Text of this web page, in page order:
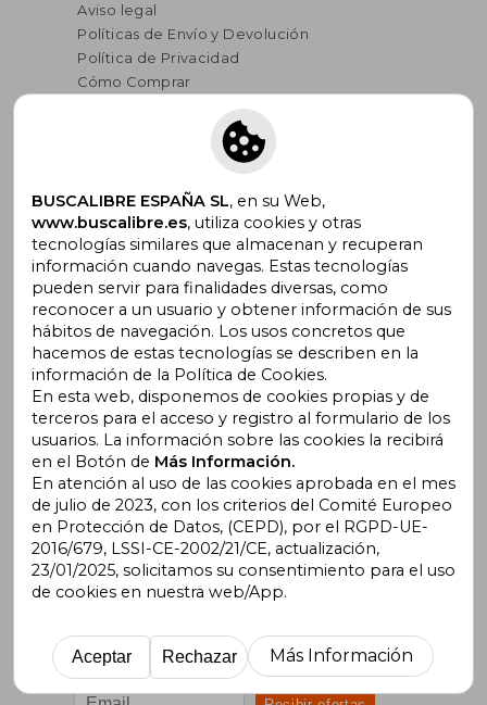
Aviso legal
Políticas de Envío y Devolución
Política de Privacidad
Cómo Comprar
Nuestras Formas de Pago
Opiniones de Clientes
Seguridad Redes Sociales
Términos y Condiciones de Uso
Condiciones de Venta
Gastos de Envío
Blog
Lista de autores
Incentivo a la Lectura
Libros Recomendados
Suscríbete para recibir ofertas y
promociones
BUSCALIBRE ESPAÑA SL, en su Web,
www.buscalibre.es, utiliza cookies y otras
tecnologías similares que almacenan y recuperan
información cuando navegas. Estas tecnologías
pueden servir para finalidades diversas, como
reconocer a un usuario y obtener información de sus
hábitos de navegación. Los usos concretos que
hacemos de estas tecnologías se describen en la
información de la Política de Cookies.
En esta web, disponemos de cookies propias y de
terceros para el acceso y registro al formulario de los
usuarios. La información sobre las cookies la recibirá
en el Botón de Más Información.
En atención al uso de las cookies aprobada en el mes
de julio de 2023, con los criterios del Comité Europeo
en Protección de Datos, (CEPD), por el RGPD-UE-
2016/679, LSSI-CE-2002/21/CE, actualización,
23/01/2025, solicitamos su consentimiento para el uso
de cookies en nuestra web/App.
Aceptar Rechazar Más Información